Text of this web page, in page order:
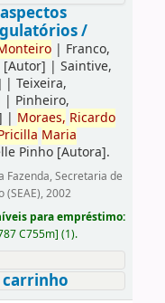
/
| Franco,
[Autor] | Saintive,
| Teixeira,
| Pinheiro,
| Moraes, Ricardo
Maria
Pinho[Autora].
Fazenda, Secretaria de
2002
para empréstimo:
C755m] (1).
carrinho